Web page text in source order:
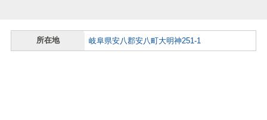
所在地 岐阜県安八郡安八町大明神251-1